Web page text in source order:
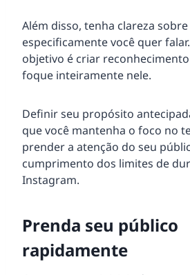
Além disso, tenha clareza
especificamente você quer
objetivo é criar
foque inteiramente nele.
Definir seu propósito
que você mantenha o foco no
prender a atenção do seu
cumprimento dos limites de
Instagram.
Prenda seu público
rapidamente